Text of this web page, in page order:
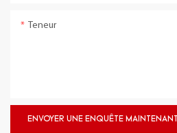
Teneur
ENVOYER UNE ENQUÊTE MAINTENANT